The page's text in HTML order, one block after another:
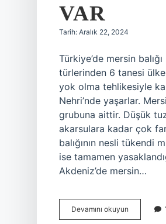
VAR
Tarih: Aralık 22, 2024
Türkiye’de mersin
türlerinden 6 tanesi
yok olma tehlikesiyle
Nehri’nde yaşarlar.
grubuna aittir. Düşük
akarsulara kadar çok
balığının nesli tükendi
ise tamamen
Akdeniz’de mersin…
Devamını okuyun Türkiyede
Mersin